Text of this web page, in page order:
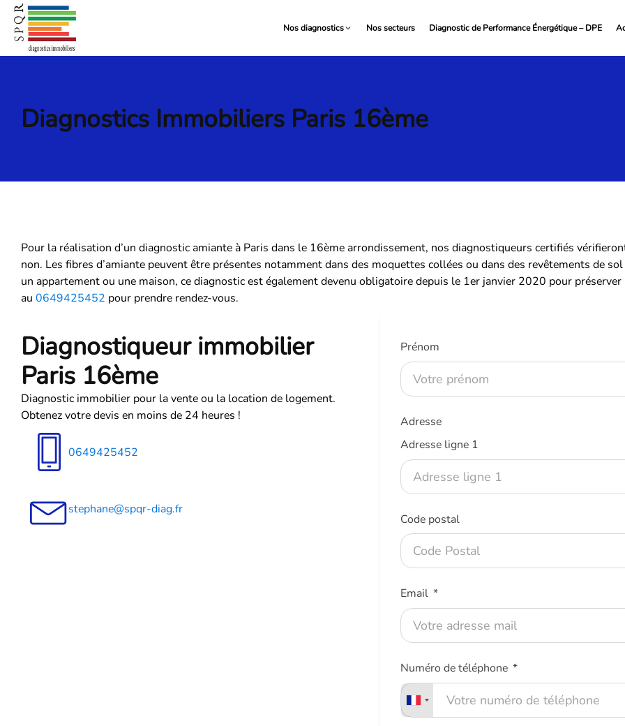
Nos diagnostics Nos secteurs Diagnostic de Performance Énergétique – DPE
Diagnostics Immobiliers Paris 16ème
Pour la réalisation d’un diagnostic amiante à Paris dans le 16ème arrondissement, nos diagnostiqueurs certifiés
non. Les fibres d’amiante peuvent être présentes notamment dans des moquettes collées ou dans des revêtements de
un appartement ou une maison, ce diagnostic est également devenu obligatoire depuis le 1er janvier 2020 pour
au 0649425452 pour prendre rendez-vous.
Diagnostiqueur immobilier
Paris 16ème
Diagnostic immobilier pour la vente ou la location de logement.
Obtenez votre devis en moins de 24 heures !
0649425452
stephane@spqr-diag.fr
Prénom
Adresse
Adresse ligne 1
Code postal
Email
Numéro de téléphone